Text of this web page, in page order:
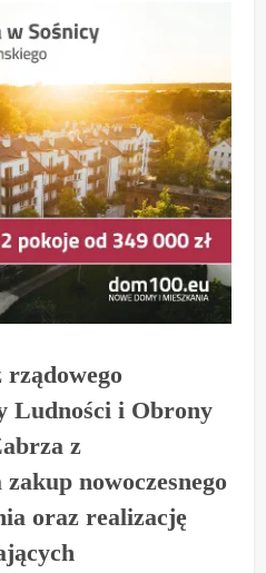
rządowego
Ludności i Obrony
z
nowoczesnego
oraz realizację